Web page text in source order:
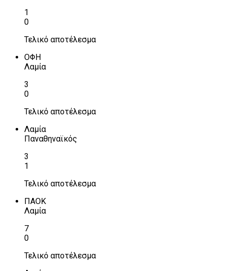
1
0
Τελικό αποτέλεσμα
ΟΦΗ
Λαμία
3
0
Τελικό αποτέλεσμα
Λαμία
Παναθηναϊκός
3
1
Τελικό αποτέλεσμα
ΠΑΟΚ
Λαμία
7
0
Τελικό αποτέλεσμα